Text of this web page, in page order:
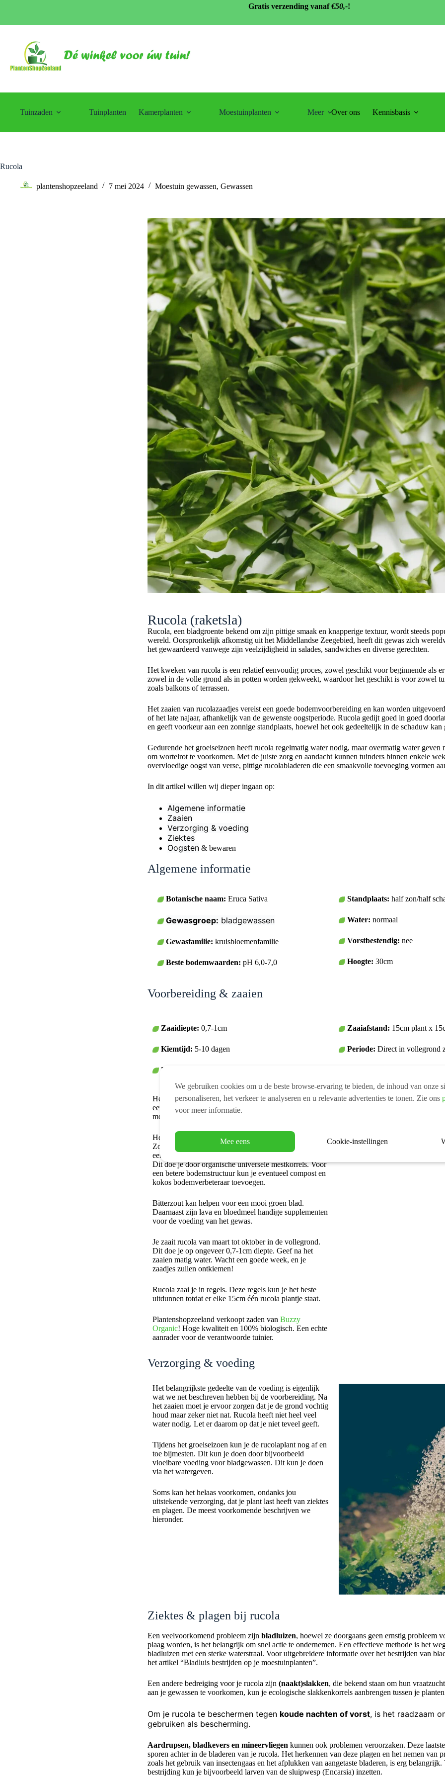
Gratis verzending vanaf€50,-!
Tuinzaden Tuinplanten Kamerplanten Moestuinplanten Meer Over ons Kennisbasis
Rucola
plantenshopzeeland 7 mei 2024 Moestuin gewassen, Gewassen
Rucola (raketsla)
Rucola, een bladgroente bekend om zijn pittige smaak en knapperige textuur, wordt steeds
wereld. Oorspronkelijk afkomstig uit het Middellandse Zeegebied, heeft dit gewas zich
het gewaardeerd vanwege zijn veelzijdigheid in salades, sandwiches en diverse gerechten.
Het kweken van rucola is een relatief eenvoudig proces, zowel geschikt voor beginnende als
zowel in de volle grond als in potten worden gekweekt, waardoor het geschikt is voor zowel
zoals balkons of terrassen.
Het zaaien van rucolazaadjes vereist een goede bodemvoorbereiding en kan worden
of het late najaar, afhankelijk van de gewenste oogstperiode. Rucola gedijt goed in goed
en geeft voorkeur aan een zonnige standplaats, hoewel het ook gedeeltelijk in de schaduw kan
Gedurende het groeiseizoen heeft rucola regelmatig water nodig, maar overmatig water geven
om wortelrot te voorkomen. Met de juiste zorg en aandacht kunnen tuinders binnen enkele
overvloedige oogst van verse, pittige rucolabladeren die een smaakvolle toevoeging vormen
In dit artikel willen wij dieper ingaan op:
Algemene informatie
Zaaien
Verzorging & voeding
Ziektes
Oogsten & bewaren
Algemene informatie
Botanische naam: Eruca Sativa
Gewasgroep: bladgewassen
Gewasfamilie: kruisbloemenfamilie
Beste bodemwaarden: pH 6,0-7,0
Standplaats: half zon/half
Water: normaal
Vorstbestendig: nee
Hoogte: 30cm
Voorbereiding & zaaien
Zaaidiepte: 0,7-1cm
Kiemtijd: 5-10 dagen
Kiemtemperatuur:
Zaaiafstand: 15cm plant x
Periode: Direct in vollegrond
Het zaaien van Rucola is vrij eenvoudig. Wel moet je op
een aantal dingen letten. We beschrijven voor je wat je
moet doen en geven je een paar handige tips & tricks.
Het gezegde luid: “een goed begin is het halve werk”.
Zo is het ook in de tuin. Voordat je gaat zaaien ga je
eerst de grond waar je gaat zaaien goed voorbereiden.
Dit doe je door organische universele mestkorrels. Voor
een betere bodemstructuur kun je eventueel compost en
kokos bodemverbeteraar toevoegen.
Bitterzout kan helpen voor een mooi groen blad.
Daarnaast zijn lava en bloedmeel handige supplementen
voor de voeding van het gewas.
Je zaait rucola van maart tot oktober in de vollegrond.
Dit doe je op ongeveer 0,7-1cm diepte. Geef na het
zaaien matig water. Wacht een goede week, en je
zaadjes zullen ontkiemen!
Rucola zaai je in regels. Deze regels kun je het beste
uitdunnen totdat er elke 15cm één rucola plantje staat.
Plantenshopzeeland verkoopt zaden van Buzzy
Organic! Hoge kwaliteit en 100% biologisch. Een echte
aanrader voor de verantwoorde tuinier.
Verzorging & voeding
Het belangrijkste gedeelte van de voeding is eigenlijk
wat we net beschreven hebben bij de voorbereiding. Na
het zaaien moet je ervoor zorgen dat je de grond vochtig
houd maar zeker niet nat. Rucola heeft niet heel veel
water nodig. Let er daarom op dat je niet teveel geeft.
Tijdens het groeiseizoen kun je de rucolaplant nog af en
toe bijmesten. Dit kun je doen door bijvoorbeeld
vloeibare voeding voor bladgewassen. Dit kun je doen
via het watergeven.
Soms kan het helaas voorkomen, ondanks jou
uitstekende verzorging, dat je plant last heeft van ziektes
en plagen. De meest voorkomende beschrijven we
hieronder.
Ziektes & plagen bij rucola
Een veelvoorkomend probleem zijn bladluizen, hoewel ze doorgaans geen ernstig probleem
plaag worden, is het belangrijk om snel actie te ondernemen. Een effectieve methode is het
bladluizen met een sterke waterstraal. Voor uitgebreidere informatie over het bestrijden van
het artikel “Bladluis bestrijden op je moestuinplanten”.
Een andere bedreiging voor je rucola zijn (naakt)slakken, die bekend staan om hun
aan je gewassen te voorkomen, kun je ecologische slakkenkorrels aanbrengen tussen je
Om je rucola te beschermen tegen koude nachten of vorst, is het raadzaam
gebruiken als bescherming.
Aardrupsen, bladkevers en mineervliegen kunnen ook problemen veroorzaken. Deze
sporen achter in de bladeren van je rucola. Het herkennen van deze plagen en het nemen van
zoals het gebruik van insectengaas en het afplukken van aangetaste bladeren, is erg
bestrijding kun je bijvoorbeeld larven van de sluipwesp (Encarsia) inzetten.
We gebruiken cookies om u de beste browse-ervaring te bieden, de inhoud van onze
personaliseren, het verkeer te analyseren en u relevante advertenties te tonen. Zie ons
voor meer informatie.
Mee eens Cookie-instellingen